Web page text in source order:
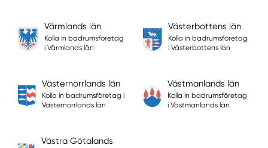
Värmlands län
Kolla in badrumsföretag
i Värmlands län
Västerbottens län
Kolla in badrumsföretag
i Västerbottens län
Västernorrlands län
Kolla in badrumsföretag i
Västernorrlands län
Västmanlands län
Kolla in badrumsföretag
i Västmanlands län
Västra Götalands